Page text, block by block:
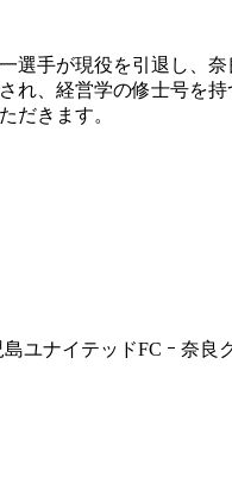
選手が現役を引退し、
、経営学の修士号を
だきます。
ユナイテッドFC ｰ 奈良